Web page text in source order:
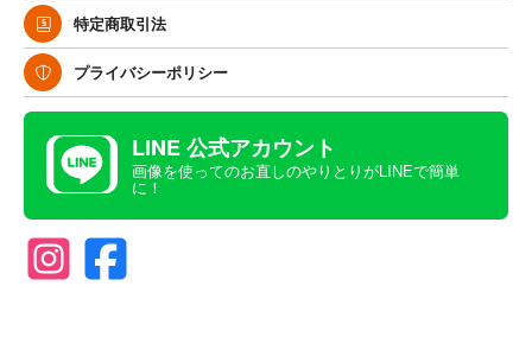
特定商取引法
プライバシーポリシー
LINE 公式アカウント
画像を使ってのお直しのやりとりがLINEで簡単
に！